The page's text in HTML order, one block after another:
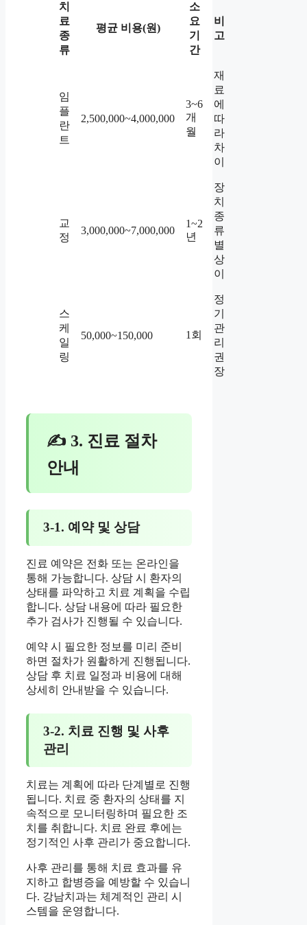
치
료
종
류
평균 비용(원)
소
요
기
간
비
고
임
플
란
트
2,500,000~4,000,000
3~6
개
월
재
료
에
따
라
차
이
교
정
3,000,000~7,000,000
1~2
년
장
치
종
류
별
상
이
스
케
일
링
50,000~150,000 1회
정
기
관
리
권
장
✍ 3. 진료 절차
안내
3-1. 예약 및 상담
진료 예약은 전화 또는 온라인을
통해 가능합니다. 상담 시 환자의
상태를 파악하고 치료 계획을 수립
합니다. 상담 내용에 따라 필요한
추가 검사가 진행될 수 있습니다.
예약 시 필요한 정보를 미리 준비
하면 절차가 원활하게 진행됩니다.
상담 후 치료 일정과 비용에 대해
상세히 안내받을 수 있습니다.
3-2. 치료 진행 및 사후
관리
치료는 계획에 따라 단계별로 진행
됩니다. 치료 중 환자의 상태를 지
속적으로 모니터링하며 필요한 조
치를 취합니다. 치료 완료 후에는
정기적인 사후 관리가 중요합니다.
사후 관리를 통해 치료 효과를 유
지하고 합병증을 예방할 수 있습니
다. 강남치과는 체계적인 관리 시
스템을 운영합니다.